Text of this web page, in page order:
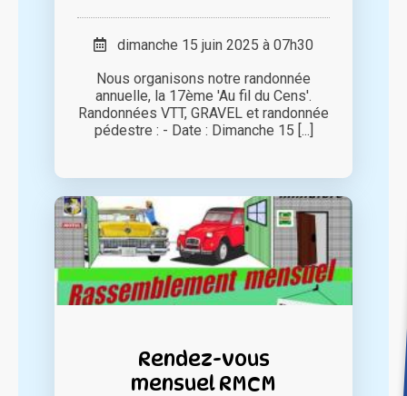
dimanche 15 juin 2025 à 07h30
Nous organisons notre randonnée
annuelle, la 17ème 'Au fil du Cens'.
Randonnées VTT, GRAVEL et randonnée
pédestre : - Date : Dimanche 15 [...]
Rendez-vous
mensuel RMCM